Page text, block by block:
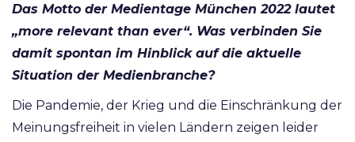
Das Motto der Medientage München 2022 lautet
„more relevant than ever“. Was verbinden Sie
damit spontan im Hinblick auf die aktuelle
Situation der Medienbranche?
Die Pandemie, der Krieg und die Einschränkung der
Meinungsfreiheit in vielen Ländern zeigen leider